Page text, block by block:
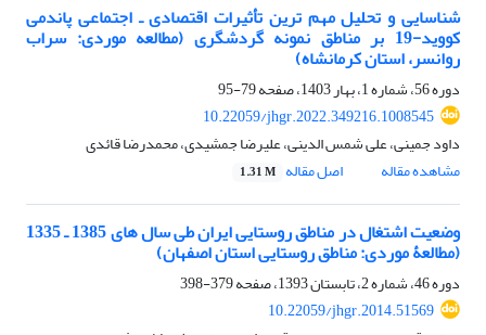
شناسایی و تحلیل مهم ترین تأثیرات اقتصادی ـ اجتماعی پاندمی
کووید-19 بر مناطق نمونه گردشگری (مطالعه موردی: سراب
روانسر، استان کرمانشاه)
دوره 56، شماره 1، بهار 1403، صفحه
79-95
10.22059/jhgr.2022.349216.1008545
داود جمینی، علی شمس الدینی، علیرضا جمشیدی، محمدرضا قائدی
مشاهده مقاله
اصل مقاله 1.31 M
وضعیت اشتغال در مناطق روستایی ایران طی سال های 1385 ـ 1335
(مطالعۀ موردی: مناطق روستایی استان اصفهان)
دوره 46، شماره 2، تابستان 1393، صفحه
379-398
10.22059/jhgr.2014.51569